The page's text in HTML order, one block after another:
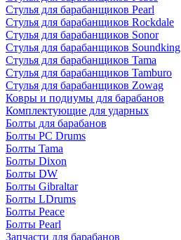
Стулья для барабанщиков Pearl
Стулья для барабанщиков Rockdale
Стулья для барабанщиков Sonor
Стулья для барабанщиков Soundking
Стулья для барабанщиков Tama
Стулья для барабанщиков Tamburo
Стулья для барабанщиков Zowag
Ковры и подиумы для барабанов
Комплектующие для ударных
Болты для барабанов
Болты PC Drums
Болты Tama
Болты Dixon
Болты DW
Болты Gibraltar
Болты LDrums
Болты Peace
Болты Pearl
Запчасти для барабанов